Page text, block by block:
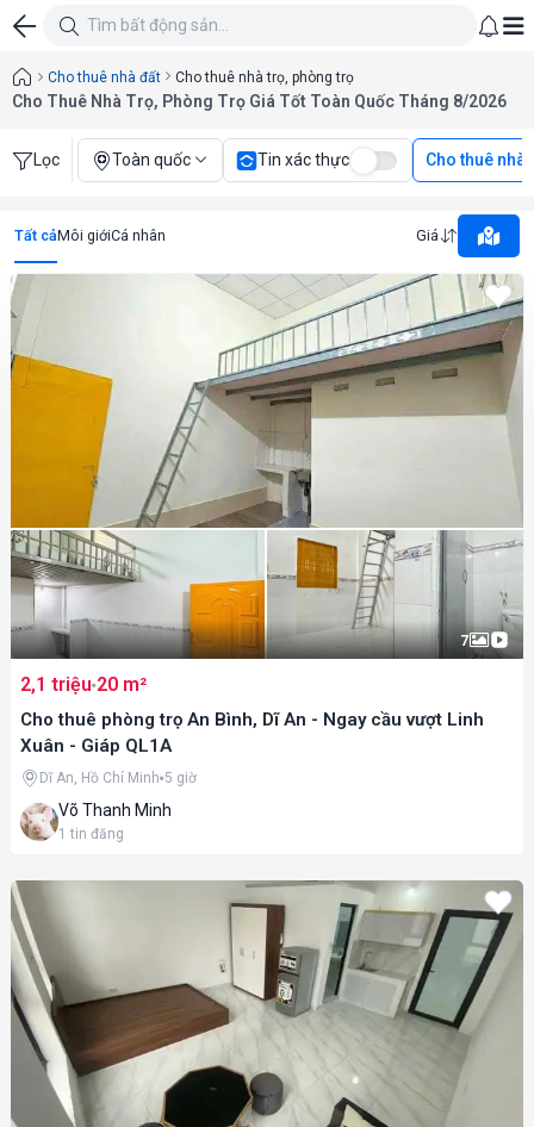
Cho thuê nhà đất Cho thuê nhà trọ, phòng trọ
Cho Thuê Nhà Trọ, Phòng Trọ Giá Tốt Toàn Quốc Tháng 8/2026
Lọc Toàn quốc Tin xác thực Cho thuê nhà
Tất cảMôi giớiCá nhân Giá
7
2,1 triệu 20 m²
Cho thuê phòng trọ An Bình, Dĩ An - Ngay cầu vượt Linh
Xuân - Giáp QL1A
Võ Thanh Minh
1 tin đăng
Dĩ An, Hồ Chí Minh 5 giờ